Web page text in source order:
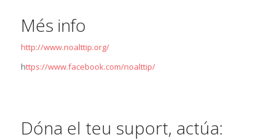
Més info
http://www.noalttip.org/
https://www.facebook.com/noalttip/
Dóna el teu suport, actúa: